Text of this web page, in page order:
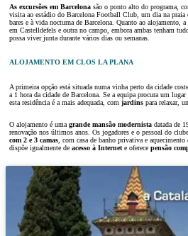
As excursões em Barcelona são o ponto alto do programa,
visita ao estádio do Barcelona Football Club, um dia na praia
bares e à vida nocturna de Barcelona. Quanto ao alojamento,
em Castelldefels e outra no campo, embora ambas tenham
possa viver junta durante vários dias ou semanas.
ALOJAMENTO EM CLOS LA PLANA
A primeira opção está situada numa vinha perto da cidade
a 1 hora da cidade de Barcelona. Se a equipa procura um
esta residência é a mais adequada, com jardins para relaxar,
O alojamento é uma grande mansão modernista datada de
renovação nos últimos anos. Os jogadores e o pessoal do
com 2 e 3 camas , com casa de banho privativa e
dispõe igualmente de acesso à Internet e oferece pensão